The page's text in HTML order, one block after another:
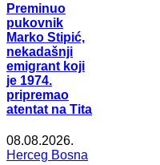
Preminuo
pukovnik
Marko Stipić,
nekadašnji
emigrant koji
je 1974.
pripremao
atentat na Tita
08.08.2026.
Herceg Bosna